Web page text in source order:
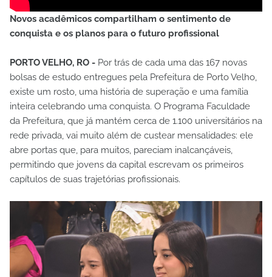
Novos acadêmicos compartilham o sentimento de
conquista e os planos para o futuro profissional
PORTO VELHO, RO - Por trás de cada uma das 167 novas
bolsas de estudo entregues pela Prefeitura de Porto Velho,
existe um rosto, uma história de superação e uma família
inteira celebrando uma conquista. O Programa Faculdade
da Prefeitura, que já mantém cerca de 1.100 universitários na
rede privada, vai muito além de custear mensalidades: ele
abre portas que, para muitos, pareciam inalcançáveis,
permitindo que jovens da capital escrevam os primeiros
capítulos de suas trajetórias profissionais.